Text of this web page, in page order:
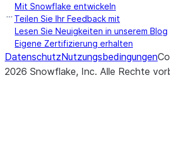
Mit Snowflake entwickeln
Teilen Sie Ihr Feedback mit
Lesen Sie Neuigkeiten in unserem Blog
Eigene Zertifizierung erhalten
DatenschutzNutzungsbedingungen
2026 Snowflake, Inc. Alle Rechte